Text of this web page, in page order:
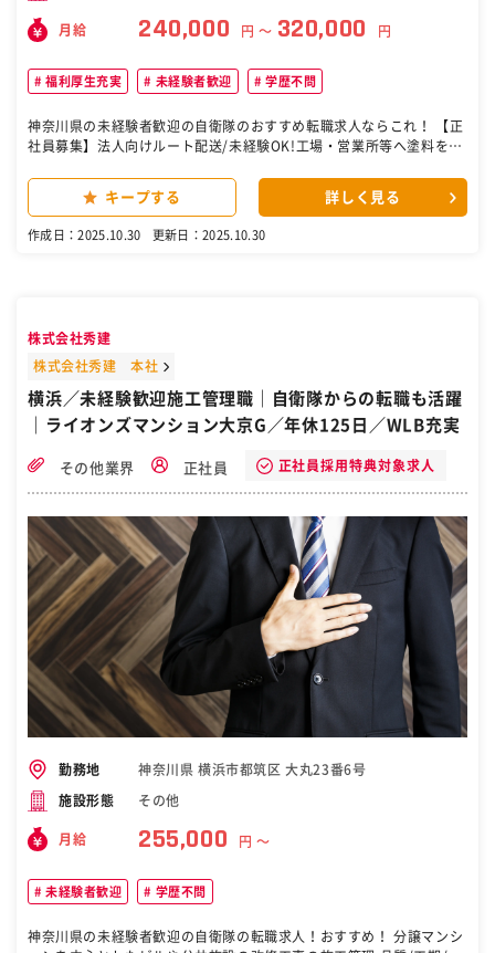
月給 240,000 円 〜 320,000 円
福利厚生充実 未経験者歓迎 学歴不問
神奈川県の未経験者歓迎の自衛隊のおすすめ転職求人ならこれ！ 【正
社員募集】法人向けルート配送/未経験OK!工場・営業所等へ塗料を納
び整理します。 納品準備の上、1日10社程度お客様の工場や営業所、
現場等に配送に周ります。 ※主に一斗缶（約16㎏）サイズの塗料缶の
事が多いので慣れる迄に時間は掛かりません。 また、お客様毎に営業
管理、月末棚卸を行っていただきます 〇塗料の積込や搬入作業など、
体を動かして働きたい方にオススメ！ スポーツジムに通うか考えてい
いお取引先様が多く、慣れてくると世間話をすることも出て来ます。
お客様とのやり取りに楽しさを感じて営業へ職種変更しているケース
境が整っております。 1968年創業の老舗商社『日本塗料販売』。 塗
景気に左右されない安定感があります。 ［自衛隊・転職・求人］
キープする 詳しく見る
作成日：2025.10.30 更新日：2025.10.30
株式会社秀建
株式会社秀建 本社
横浜／未経験歓迎施工管理職｜自衛隊からの転職も活躍
｜ライオンズマンション大京G／年休125日／WLB充実
その他業界 正社員 正社員採用特典対象求人
勤務地 神奈川県 横浜市都筑区 大丸23番6号
施設形態 その他
月給 255,000 円 〜
未経験者歓迎 学歴不問
神奈川県の未経験者歓迎の自衛隊の転職求人！おすすめ！ 分譲マンシ